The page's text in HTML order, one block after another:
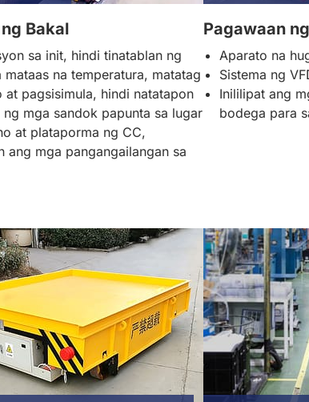
Bakal
sa init, hindi tinatablan ng
mataas na temperatura, matatag
at pagsisimula, hindi natatapon
ng mga sandok papunta sa lugar
at plataporma ng CC,
ang mga pangangailangan sa
Pagawaan
Aparato na
Sistema ng
Inililipat ang
bodega para